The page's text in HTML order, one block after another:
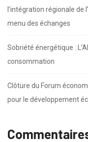
l’intégration régionale de
menu des échanges
Sobriété énergétique :
consommation
Clôture du Forum
pour le développement